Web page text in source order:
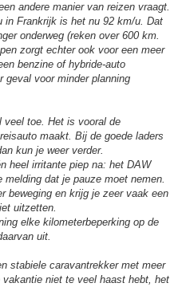
andere manier van reizen vraagt.
in Frankrijk is het nu 92 km/u. Dat
onderweg (reken over 600 km.
zorgt echter ook voor een meer
benzine of hybride-auto
geval voor minder planning
veel toe. Het is vooral de
maakt. Bij de goede laders
kun je weer verder.
heel irritante piep na: het DAW
dat je pauze moet nemen.
beweging en krijg je zeer vaak een
uitzetten.
elke kilometerbeperking op de
uit.
stabiele caravantrekker met meer
niet te veel haast hebt, het